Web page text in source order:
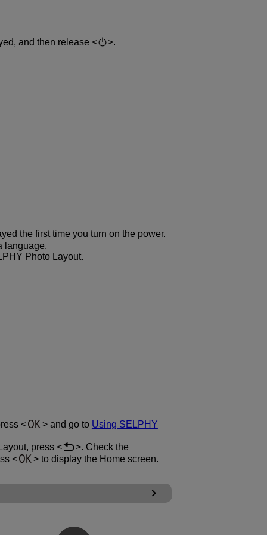
and then release .
the first time you turn on the power.
language.
Photo Layout.
and go to Using SELPHY
press
. Check the
to display the Home screen.